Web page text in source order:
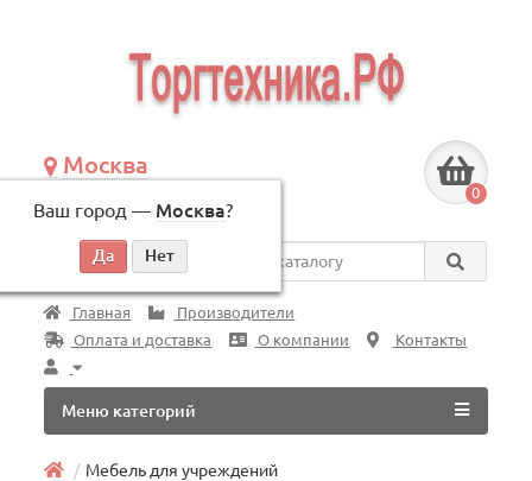
Москва
Ваш город — Москва?
по будням, с 09:00 до 18:00
0
Везде
Главная
Производители
Оплата и доставка
О компании Контакты
Меню категорий
Мебель для учреждений